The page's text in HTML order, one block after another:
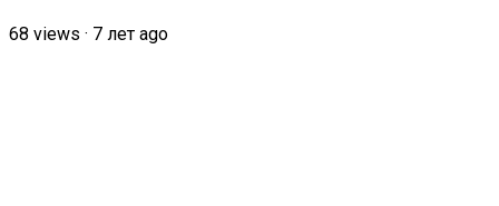
68 views · 7 лет ago